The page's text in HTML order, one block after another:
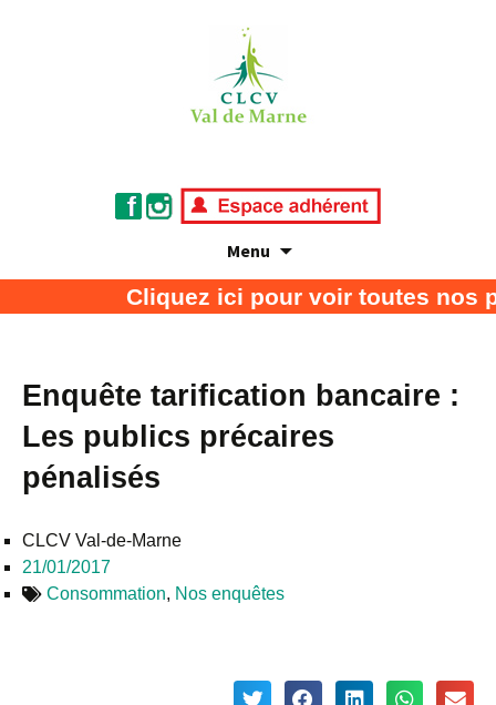
Menu
CLCV Val de Marne
Association de défense des consommateurs
Cliquez ici pour voir toutes nos
Enquête tarification bancaire :
Les publics précaires
pénalisés
CLCV Val-de-Marne
21/01/2017
Consommation, Nos enquêtes